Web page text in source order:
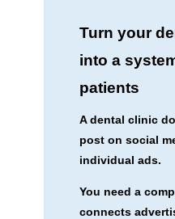
Turn your
into a
patients
A dental clinic
post on social
individual ads.
You need a
connects